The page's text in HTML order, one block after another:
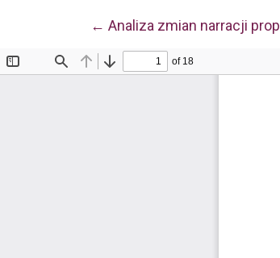
← Wróć do szczegółów
Analiza zmian narracji